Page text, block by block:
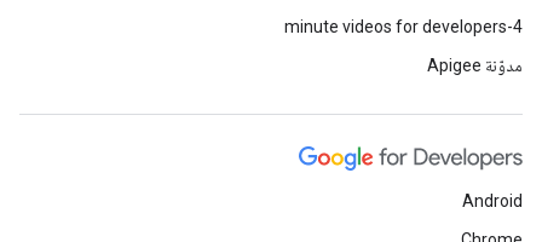
4-minute videos for developers
مدوّنة Apigee
Android